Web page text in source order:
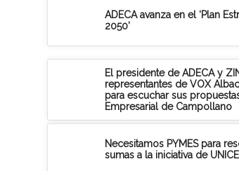
ADECA avanza en el ‘Plan
2050’
El presidente de ADECA y
representantes de VOX
para escuchar sus
Empresarial de Campollano
Necesitamos PYMES para
sumas a la iniciativa de